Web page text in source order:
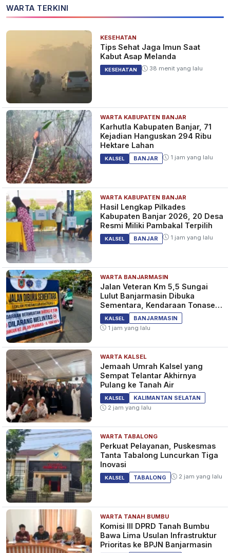
WARTA TERKINI
KESEHATAN
Tips Sehat Jaga Imun Saat
Kabut Asap Melanda
KESEHATAN 38 menit yang lalu
WARTA KABUPATEN BANJAR
Karhutla Kabupaten Banjar, 71
Kejadian Hanguskan 294 Ribu
Hektare Lahan
KALSEL BANJAR 1 jam yang lalu
WARTA KABUPATEN BANJAR
Hasil Lengkap Pilkades
Kabupaten Banjar 2026, 20 Desa
Resmi Miliki Pambakal Terpilih
KALSEL BANJAR 1 jam yang lalu
WARTA BANJARMASIN
Jalan Veteran Km 5,5 Sungai
Lulut Banjarmasin Dibuka
Sementara, Kendaraan Tonase
Besar Dilarang
KALSEL
BANJARMASIN
1 jam yang lalu
WARTA KALSEL
Jemaah Umrah Kalsel yang
Sempat Telantar Akhirnya
Pulang ke Tanah Air
KALSEL
KALIMANTAN SELATAN
2 jam yang lalu
WARTA TABALONG
Perkuat Pelayanan, Puskesmas
Tanta Tabalong Luncurkan Tiga
Inovasi
KALSEL TABALONG 2 jam yang lalu
WARTA TANAH BUMBU
Komisi III DPRD Tanah Bumbu
Bawa Lima Usulan Infrastruktur
Prioritas ke BPJN Banjarmasin